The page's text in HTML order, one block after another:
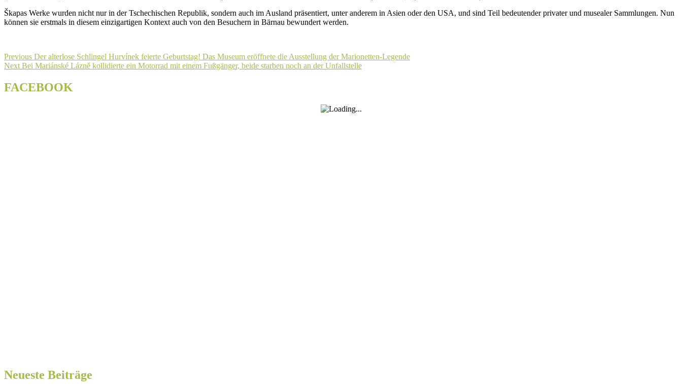
Škapas Werke wurden nicht nur in der Tschechischen Republik, sondern auch im Ausland präsentiert, unter anderem in Asien oder den USA, und sind Teil bedeutender privater und musealer Sammlungen. Nun
können sie erstmals in diesem einzigartigen Kontext auch von den Besuchern in Bärnau bewundert werden.
Beitragsnavigation
Previous Previous
post:
Der alterlose Schlingel Hurvínek feierte Geburtstag! Das Museum eröffnete die Ausstellung der Marionetten-Legende
Next Next
Bei Mariánské Lázně kollidierte ein Motorrad mit einem Fußgänger, beide starben noch an der Unfallstelle
FACEBOOK
Neueste Beiträge